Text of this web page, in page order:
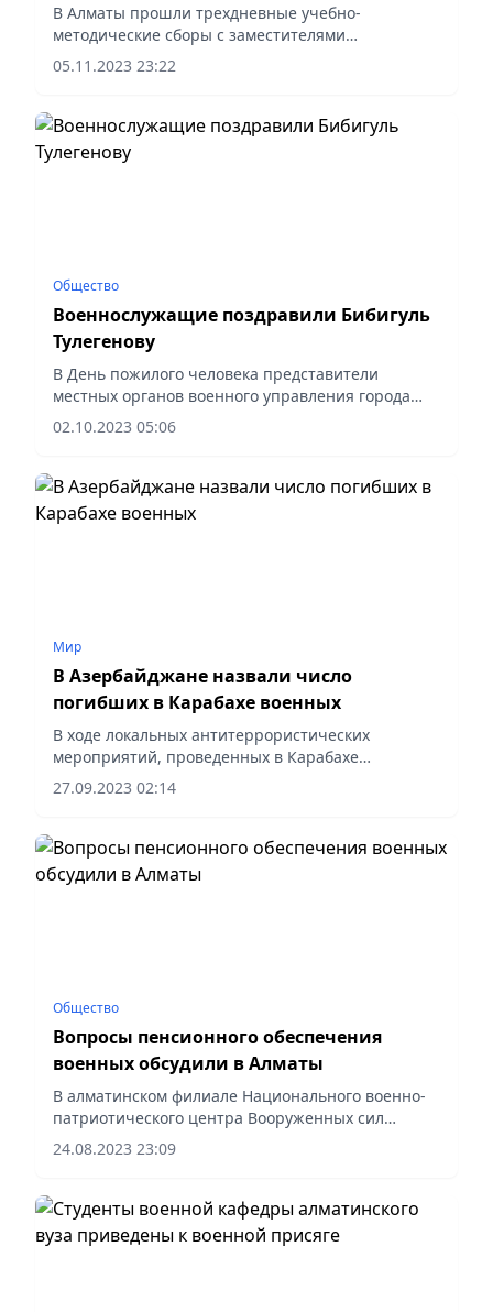
В Алматы прошли трехдневные учебно-
методические сборы с заместителями
командиров соединений и частей по тыловому и
материально-техническому обеспечению,
05.11.2023 23:22
Общество
Военнослужащие поздравили Бибигуль
Тулегенову
В День пожилого человека представители
местных органов военного управления города
Алматы посетили Народную артистку СССР,
известную исполнительницу народных и
02.10.2023 05:06
Мир
В Азербайджане назвали число
погибших в Карабахе военных
В ходе локальных антитеррористических
мероприятий, проведенных в Карабахе
Вооруженными силами Азербайджана 19-20
сентября, погибли 192 военнослужащих. Об этом
27.09.2023 02:14
Общество
Вопросы пенсионного обеспечения
военных обсудили в Алматы
В алматинском филиале Национального военно-
патриотического центра Вооруженных сил
состоялась встреча начальника Центра
пенсионного обеспечения Министерства
24.08.2023 23:09